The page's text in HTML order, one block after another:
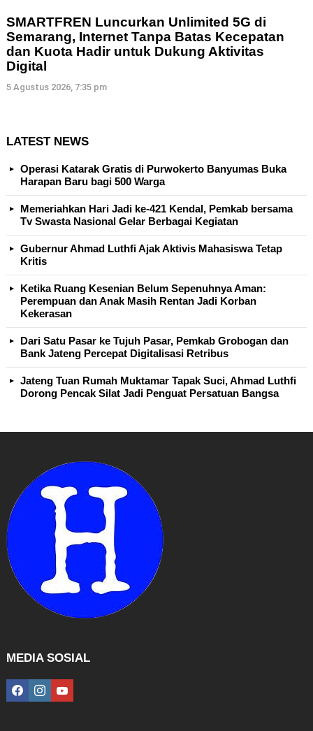
SMARTFREN Luncurkan Unlimited 5G di
Semarang, Internet Tanpa Batas Kecepatan
dan Kuota Hadir untuk Dukung Aktivitas
Digital
5 Agustus 2026, 7:35 pm
LATEST NEWS
Operasi Katarak Gratis di Purwokerto Banyumas Buka
Harapan Baru bagi 500 Warga
Memeriahkan Hari Jadi ke-421 Kendal, Pemkab bersama
Tv Swasta Nasional Gelar Berbagai Kegiatan
Gubernur Ahmad Luthfi Ajak Aktivis Mahasiswa Tetap
Kritis
Ketika Ruang Kesenian Belum Sepenuhnya Aman:
Perempuan dan Anak Masih Rentan Jadi Korban
Kekerasan
Dari Satu Pasar ke Tujuh Pasar, Pemkab Grobogan dan
Bank Jateng Percepat Digitalisasi Retribus
Jateng Tuan Rumah Muktamar Tapak Suci, Ahmad Luthfi
Dorong Pencak Silat Jadi Penguat Persatuan Bangsa
MEDIA SOSIAL
facebookinstagramyoutube